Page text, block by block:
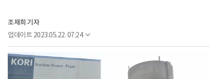
조재희 기자
업데이트 2023.05.22. 07:24